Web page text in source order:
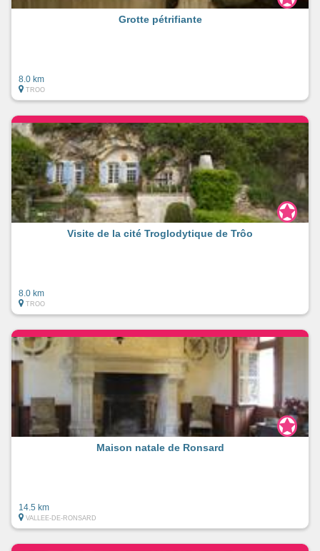
Grotte pétrifiante
8.0 km
TROO
Visite de la cité Troglodytique de Trôo
8.0 km
TROO
Maison natale de Ronsard
14.5 km
VALLEE-DE-RONSARD